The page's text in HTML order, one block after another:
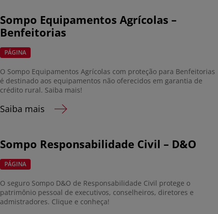
Sompo Equipamentos Agrícolas –
Benfeitorias
PÁGINA
O Sompo Equipamentos Agrícolas com proteção para Benfeitorias
é destinado aos equipamentos não oferecidos em garantia de
crédito rural. Saiba mais!
Saiba mais
Sompo Responsabilidade Civil – D&O
PÁGINA
O seguro Sompo D&O de Responsabilidade Civil protege o
patrimônio pessoal de executivos, conselheiros, diretores e
admistradores. Clique e conheça!